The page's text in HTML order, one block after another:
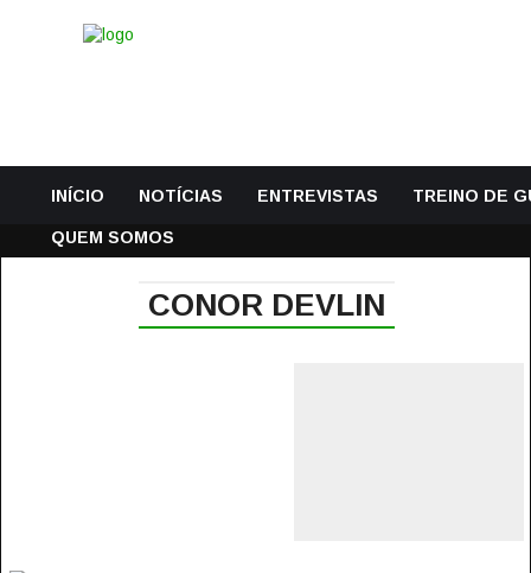
INÍCIO NOTÍCIAS ENTREVISTAS TREINO DE
QUEM SOMOS
CONOR DEVLIN